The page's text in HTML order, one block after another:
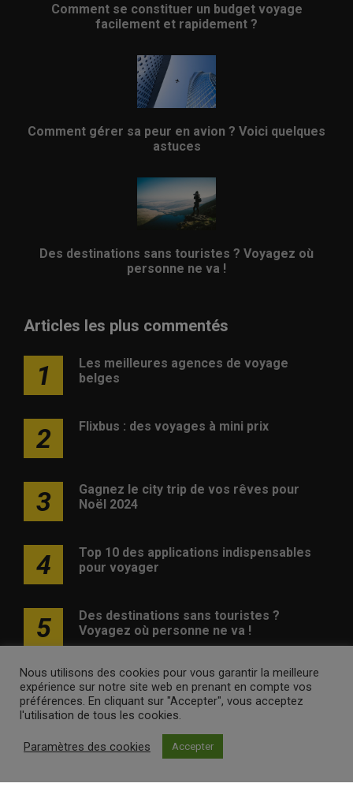
Comment se constituer un budget voyage
facilement et rapidement ?
Comment gérer sa peur en avion ? Voici quelques
astuces
Des destinations sans touristes ? Voyagez où
personne ne va !
Articles les plus commentés
1
Les meilleures agences de voyage
belges
2 Flixbus : des voyages à mini prix
3
Gagnez le city trip de vos rêves pour
Noël 2024
4
Top 10 des applications indispensables
pour voyager
5
Des destinations sans touristes ?
Voyagez où personne ne va !
Avertissement Newsletter
de confidentialité
Nous utilisons des cookies pour vous garantir la meilleure
expérience sur notre site web en prenant en compte vos
préférences. En cliquant sur "Accepter", vous acceptez
l'utilisation de tous les cookies.
Paramètres des cookies Accepter